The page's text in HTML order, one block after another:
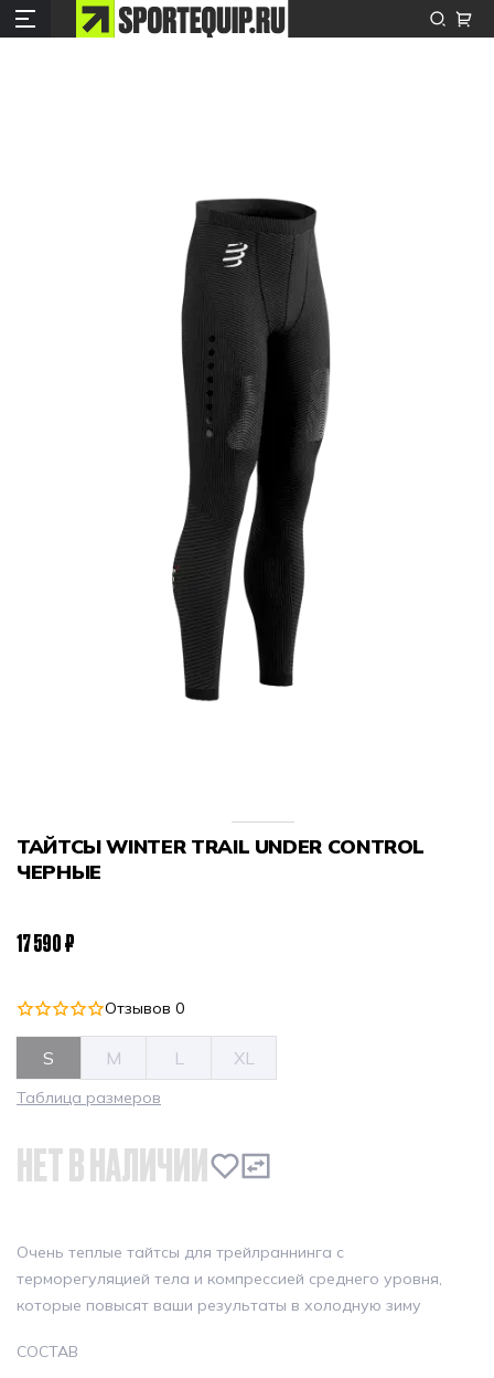
Отзывов 0
ТАЙТСЫ WINTER TRAIL UNDER CONTROL
ЧЕРНЫЕ
17 590 ₽
Таблица размеров
НЕТ В НАЛИЧИИ
S M L XL
Очень теплые тайтсы для трейлраннинга с
терморегуляцией тела и компрессией среднего уровня,
которые повысят ваши результаты в холодную зиму
СОСТАВ